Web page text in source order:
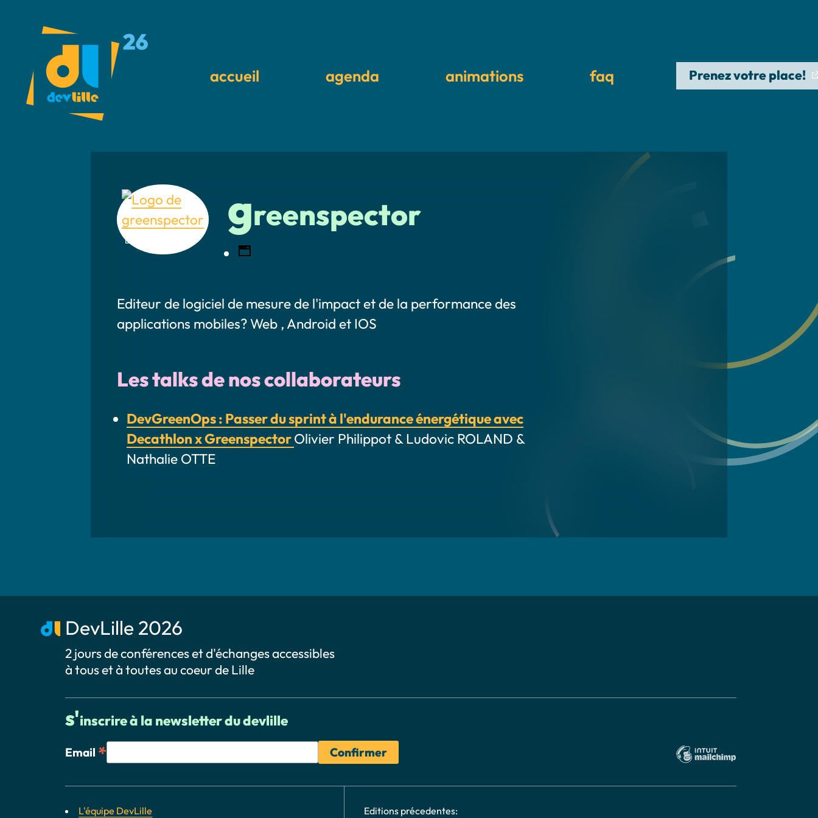
accueil agenda animations faq Prenez votre place!
greenspector
Editeur de logiciel de mesure de l'impact et de la performance des
applications mobiles? Web , Android et IOS
Les talks de nos collaborateurs
DevGreenOps : Passer du sprint à l'endurance énergétique avec
Decathlon x GreenspectorOlivier Philippot & Ludovic ROLAND &
Nathalie OTTE
DevLille 2026
2 jours de conférences et d'échanges accessibles
à tous et à toutes au coeur de Lille
s'inscrire à la newsletter du devlille
Email *
L'équipe DevLille